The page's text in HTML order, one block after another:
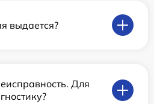
выдается?
Для